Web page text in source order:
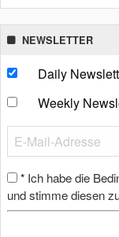
NEWSLETTER
Daily
Weekly
* Ich habe die
und stimme diesen